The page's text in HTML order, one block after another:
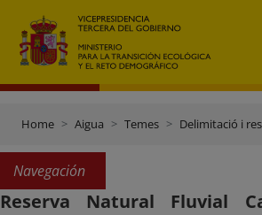
Home Aigua Temes Delimitació i
Navegación
Reserva Natural Fluvial